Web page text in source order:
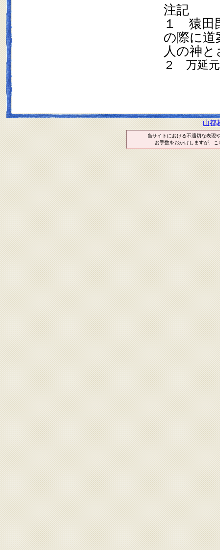
注記
１ 猿田
の際に道
人の神
２ 万延元
山都
当サイトにおける不適切な表現
お手数をおかけしますが、こ